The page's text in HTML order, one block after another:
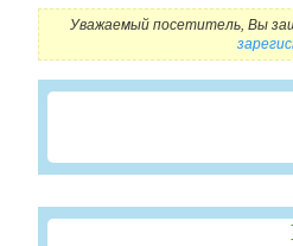
Уважаемый посетитель, Вы